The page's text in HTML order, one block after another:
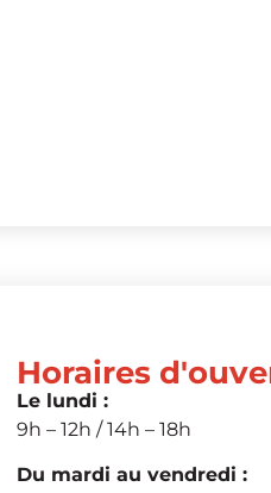
Horaires
Le lundi :
9h – 12h / 14h – 18h
Du mardi au vendredi :